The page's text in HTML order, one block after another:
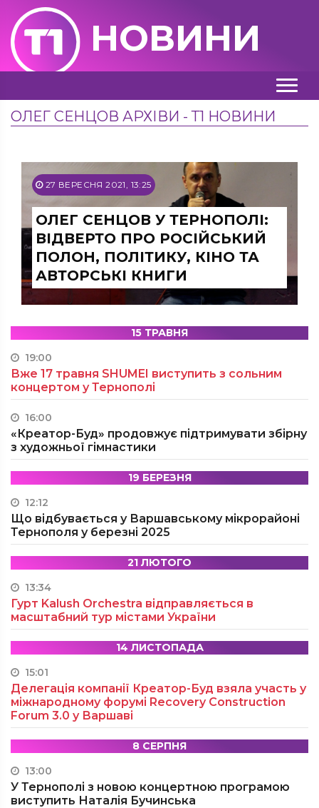
НОВИНИ
ОЛЕГ СЕНЦОВ АРХІВИ - Т1 НОВИНИ
27 ВЕРЕСНЯ 2021, 13:25
ОЛЕГ СЕНЦОВ У ТЕРНОПОЛІ:
ВІДВЕРТО ПРО РОСІЙСЬКИЙ
ПОЛОН, ПОЛІТИКУ, КІНО ТА
АВТОРСЬКІ КНИГИ
15 ТРАВНЯ
19:00
Вже 17 травня SHUMEI виступить з сольним
концертом у Тернополі
16:00
«Креатор-Буд» продовжує підтримувати збірну
з художньої гімнастики
19 БЕРЕЗНЯ
12:12
Що відбувається у Варшавському мікрорайоні
Тернополя у березні 2025
21 ЛЮТОГО
13:34
Гурт Kalush Orchestra відправляється в
масштабний тур містами України
14 ЛИСТОПАДА
15:01
Делегація компанії Креатор-Буд взяла участь у
міжнародному форумі Recovery Construction
Forum 3.0 у Варшаві
8 СЕРПНЯ
13:00
У Тернополі з новою концертною програмою
виступить Наталія Бучинська